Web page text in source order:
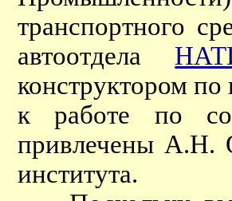
транспортного
автоотдела
конструктором
к работе по
привлечены А.Н.
института.